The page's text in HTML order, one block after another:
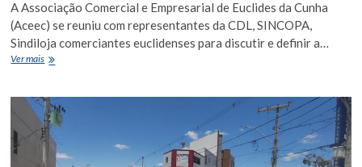
A Associação Comercial e Empresarial de Euclides da Cunha
(Aceec) se reuniu com representantes da CDL, SINCOPA,
Sindiloja comerciantes euclidenses para discutir e definir a…
Ver maisACEEC
e
comerciantes
para
traçar
planos